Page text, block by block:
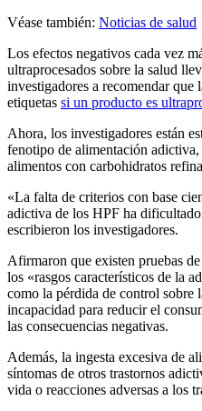
Véase también: Noticias de salud
Los efectos negativos cada vez
ultraprocesados sobre la salud
investigadores a recomendar que
etiquetas si un producto es
Ahora, los investigadores están
fenotipo de alimentación
alimentos con carbohidratos
«La falta de criterios con base
adictiva de los HPF ha
escribieron los investigadores.
Afirmaron que existen pruebas
los «rasgos característicos de la
como la pérdida de control sobre
incapacidad para reducir el
las consecuencias negativas.
Además, la ingesta excesiva de
síntomas de otros trastornos
vida o reacciones adversas a los